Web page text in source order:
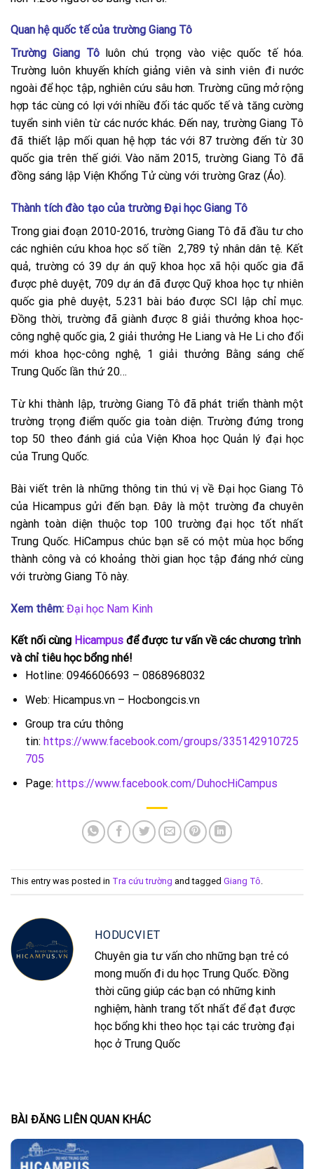
Quan hệ quốc tế của trường Giang Tô
Trường Giang Tôluôn chú trọng vào việc quốc tế hóa.
Trường luôn khuyến khích giảng viên và sinh viên đi nước
ngoài để học tập, nghiên cứu sâu hơn. Trường cũng mở rộng
hợp tác cùng có lợi với nhiều đối tác quốc tế và tăng cường
tuyển sinh viên từ các nước khác. Đến nay, trường Giang Tô
đã thiết lập mối quan hệ hợp tác với 87 trường đến từ 30
quốc gia trên thế giới. Vào năm 2015, trường Giang Tô đã
đồng sáng lập Viện Khổng Tử cùng với trường Graz (Áo).
Thành tích đào tạo của trường Đại học Giang Tô
Trong giai đoạn 2010-2016, trường Giang Tô đã đầu tư cho
các nghiên cứu khoa học số tiền 2,789 tỷ nhân dân tệ. Kết
quả, trường có 39 dự án quỹ khoa học xã hội quốc gia đã
được phê duyệt, 709 dự án đã được Quỹ khoa học tự nhiên
quốc gia phê duyệt, 5.231 bài báo được SCI lập chỉ mục.
Đồng thời, trường đã giành được 8 giải thưởng khoa học-
công nghệ quốc gia, 2 giải thưởng He Liang và He Li cho đổi
mới khoa học-công nghệ, 1 giải thưởng Bằng sáng chế
Trung Quốc lần thứ 20…
Từ khi thành lập, trường Giang Tô đã phát triển thành một
trường trọng điểm quốc gia toàn diện. Trường đứng trong
top 50 theo đánh giá của Viện Khoa học Quản lý đại học
của Trung Quốc.
Bài viết trên là những thông tin thú vị về Đại học Giang Tô
của Hicampus gửi đến bạn. Đây là một trường đa chuyên
ngành toàn diện thuộc top 100 trường đại học tốt nhất
Trung Quốc. HiCampus chúc bạn sẽ có một mùa học bổng
thành công và có khoảng thời gian học tập đáng nhớ cùng
với trường Giang Tô này.
Xem thêm: Đại học Nam Kinh
Kết nối cùng Hicampus để được tư vấn về các chương trình
và chỉ tiêu học bổng nhé!
Hotline: 0946606693 – 0868968032
Web: Hicampus.vn – Hocbongcis.vn
Group tra cứu thông
tin: https://www.facebook.com/groups/335142910725
705
Page: https://www.facebook.com/DuhocHiCampus
This entry was posted in Tra cứu trường and tagged Giang Tô.
HODUCVIET
Chuyên gia tư vấn cho những bạn trẻ có
mong muốn đi du học Trung Quốc. Đồng
thời cũng giúp các bạn có những kinh
nghiệm, hành trang tốt nhất để đạt được
học bổng khi theo học tại các trường đại
học ở Trung Quốc
BÀI ĐĂNG LIÊN QUAN KHÁC